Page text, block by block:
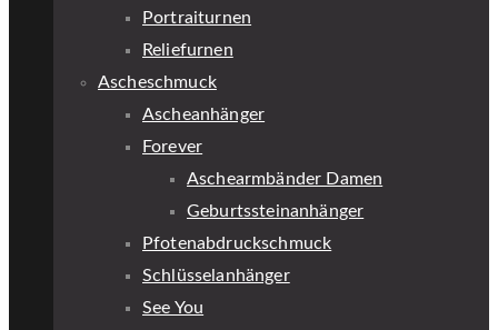
Portraiturnen
Reliefurnen
Ascheschmuck
Ascheanhänger
Forever
Aschearmbänder Damen
Geburtssteinanhänger
Pfotenabdruckschmuck
Schlüsselanhänger
See You